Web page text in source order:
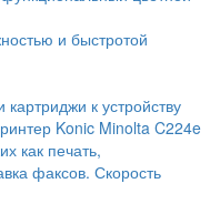
и быстротой
к устройству
Konic Minolta C224e
как печать,
факсов. Скорость